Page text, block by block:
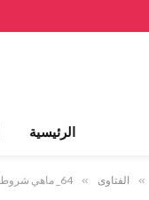
الرئيسية
» الفتاوى » 64_ ماهي شروط أداء الأمانة؟